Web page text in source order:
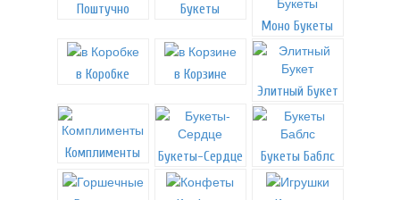
Поштучно
Букеты
Моно Букеты
в Коробке
в Корзине
Элитный Букет
Комплименты Букеты-Сердце Букеты Баблс